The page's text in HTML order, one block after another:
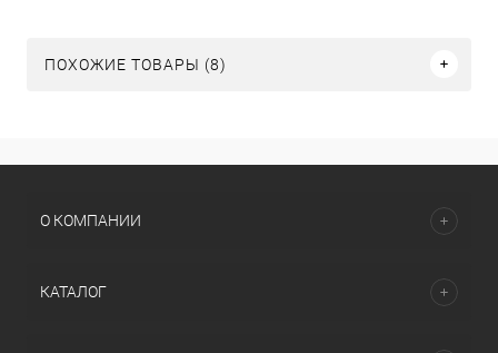
ПОХОЖИЕ ТОВАРЫ (8)
О КОМПАНИИ
КАТАЛОГ